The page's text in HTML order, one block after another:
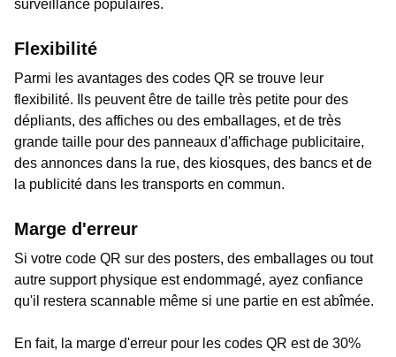
surveillance populaires.
Flexibilité
Parmi les avantages des codes QR se trouve leur
flexibilité. Ils peuvent être de taille très petite pour des
dépliants, des affiches ou des emballages, et de très
grande taille pour des panneaux d'affichage publicitaire,
des annonces dans la rue, des kiosques, des bancs et de
la publicité dans les transports en commun.
Marge d'erreur
Si votre code QR sur des posters, des emballages ou tout
autre support physique est endommagé, ayez confiance
qu'il restera scannable même si une partie en est abîmée.
En fait, la marge d'erreur pour les codes QR est de 30%